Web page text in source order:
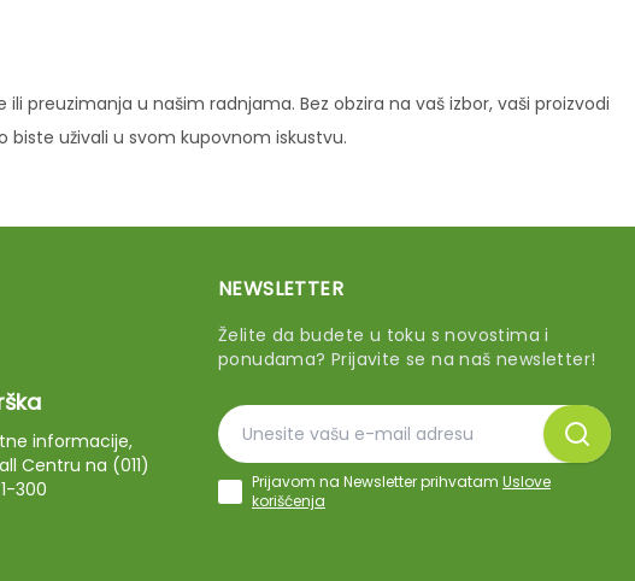
preuzimanja u našim radnjama. Bez obzira na vaš izbor, vaši proizvodi
uživali u svom kupovnom iskustvu.
informacije,
Centru na (011)
300
NEWSLETTER
Želite da budete u toku s novostima i
ponudama? Prijavite se na naš newsletter!
Prijavom na Newsletter prihvatam Uslove
korišćenja